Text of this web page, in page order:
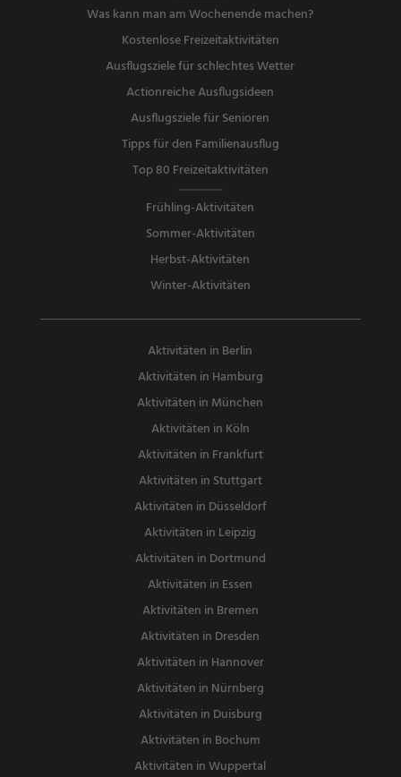
Was kann man am Wochenende machen?
Kostenlose Freizeitaktivitäten
Ausflugsziele für schlechtes Wetter
Actionreiche Ausflugsideen
Ausflugsziele für Senioren
Tipps für den Familienausflug
Top 80 Freizeitaktivitäten
Frühling-Aktivitäten
Sommer-Aktivitäten
Herbst-Aktivitäten
Winter-Aktivitäten
Aktivitäten in Berlin
Aktivitäten in Hamburg
Aktivitäten in München
Aktivitäten in Köln
Aktivitäten in Frankfurt
Aktivitäten in Stuttgart
Aktivitäten in Düsseldorf
Aktivitäten in Leipzig
Aktivitäten in Dortmund
Aktivitäten in Essen
Aktivitäten in Bremen
Aktivitäten in Dresden
Aktivitäten in Hannover
Aktivitäten in Nürnberg
Aktivitäten in Duisburg
Aktivitäten in Bochum
Aktivitäten in Wuppertal